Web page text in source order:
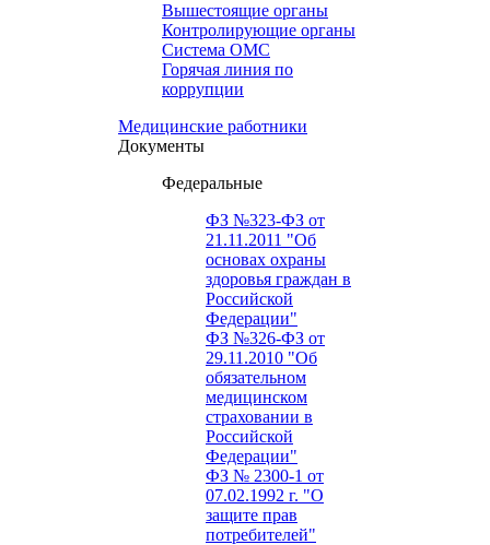
Вышестоящие органы
Контролирующие органы
Система ОМС
Горячая линия по
коррупции
Медицинские работники
Документы
Федеральные
ФЗ №323-ФЗ от
21.11.2011 "Об
основах охраны
здоровья граждан в
Российской
Федерации"
ФЗ №326-ФЗ от
29.11.2010 "Об
обязательном
медицинском
страховании в
Российской
Федерации"
ФЗ № 2300-1 от
07.02.1992 г. "О
защите прав
потребителей"